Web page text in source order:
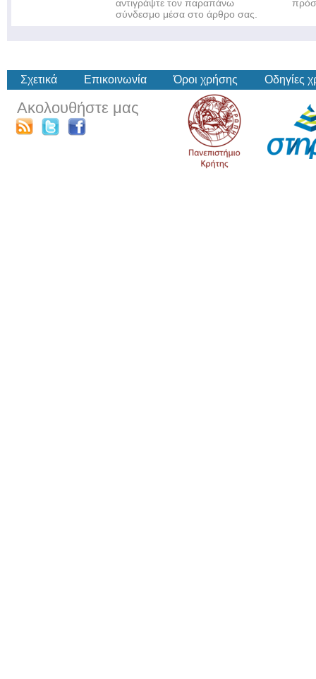
αντιγράψτε τον παραπάνω
σύνδεσμο μέσα στο άρθρο σας.
Σχετικά Επικοινωνία Όροι χρήσης Οδηγίες
Ακολουθήστε μας